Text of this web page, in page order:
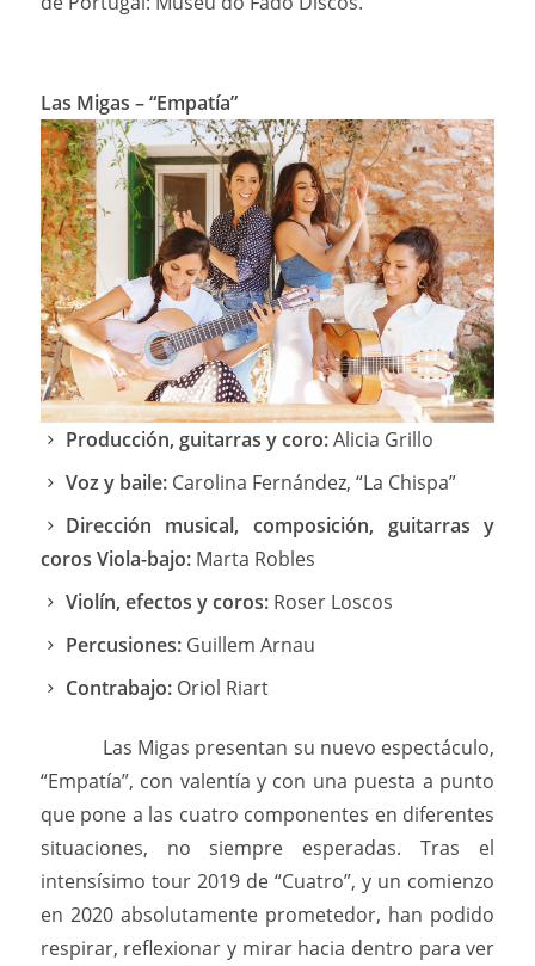
Las Migas – “Empatía”
Producción, guitarras y coro:Alicia Grillo
Voz y baile: Carolina Fernández, “La Chispa”
Dirección musical, composición, guitarras y
coros Viola-bajo: Marta Robles
Violín, efectos y coros: Roser Loscos
Percusiones: Guillem Arnau
Contrabajo: Oriol Riart
Las Migas presentan su nuevo espectáculo,
“Empatía”, con valentía y con una puesta a punto
que pone a las cuatro componentes en diferentes
situaciones, no siempre esperadas. Tras el
intensísimo tour 2019 de “Cuatro”, y un comienzo
en 2020 absolutamente prometedor, han podido
respirar, reflexionar y mirar hacia dentro para ver